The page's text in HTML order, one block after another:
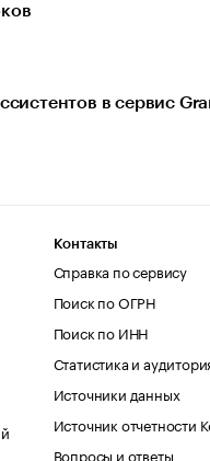
в сервис
Контакты
Справка по сервису
Поиск по ОГРН
Поиск по ИНН
Статистика и
Источники данных
Источник отчетности
Вопросы и ответы